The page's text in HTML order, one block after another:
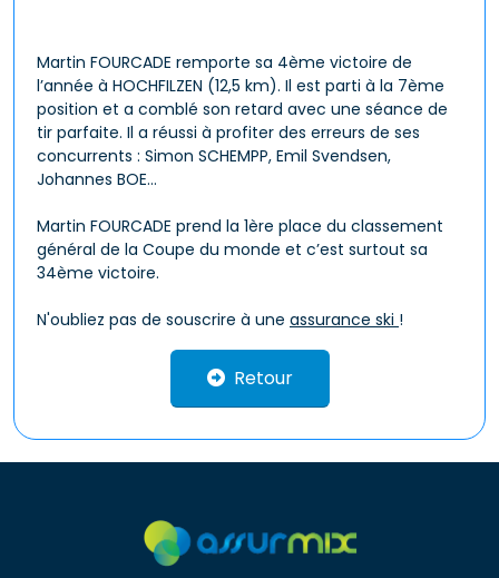
Martin FOURCADE remporte sa 4ème victoire de
l’année à HOCHFILZEN (12,5 km). Il est parti à la 7ème
position et a comblé son retard avec une séance de
tir parfaite. Il a réussi à profiter des erreurs de ses
concurrents : Simon SCHEMPP, Emil Svendsen,
Johannes BOE…
Martin FOURCADE prend la 1ère place du classement
général de la Coupe du monde et c’est surtout sa
34ème victoire.
N'oubliez pas de souscrire à une assurance ski !
Retour